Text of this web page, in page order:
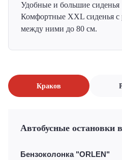
Удобные и большие сиденья
Комфортные XXL сиденья с
между ними до 80 см.
Краков
Автобусные остановки
Бензоколонка "ORLEN"